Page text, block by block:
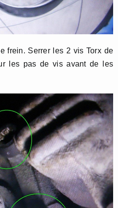
frein. Serrer les 2 vis Torx de
les pas de vis avant de les